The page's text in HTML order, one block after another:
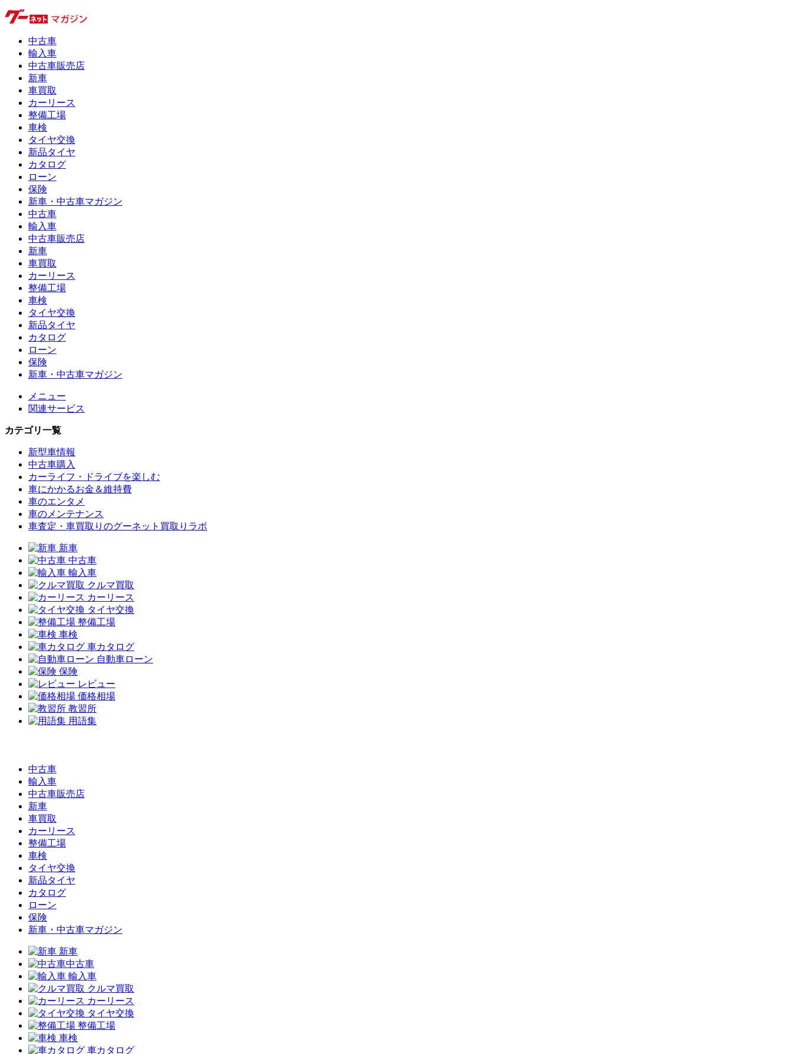
中古車
輸入車
中古車販売店
新車
車買取
カーリース
整備工場
車検
タイヤ交換
新品タイヤ
カタログ
ローン
保険
新車・中古車マガジン
中古車
輸入車
中古車販売店
新車
車買取
カーリース
整備工場
車検
タイヤ交換
新品タイヤ
カタログ
ローン
保険
新車・中古車マガジン
メニュー
関連サービス
カテゴリ一覧
新型車情報
中古車購入
カーライフ・ドライブを楽しむ
車にかかるお金＆維持費
車のエンタメ
車のメンテナンス
車査定・車買取りのグーネット買取りラボ
新車
中古車
輸入車
クルマ買取
カーリース
タイヤ交換
整備工場
車検
車カタログ
自動車ローン
保険
レビュー
価格相場
教習所
用語集
中古車
輸入車
中古車販売店
新車
車買取
カーリース
整備工場
車検
タイヤ交換
新品タイヤ
カタログ
ローン
保険
新車・中古車マガジン
新車
中古車
輸入車
クルマ買取
カーリース
タイヤ交換
整備工場
車検
車カタログ